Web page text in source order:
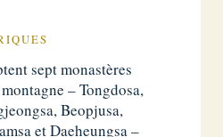
sept monastères
– Tongdosa,
Beopjusa,
et Daeheungsa –